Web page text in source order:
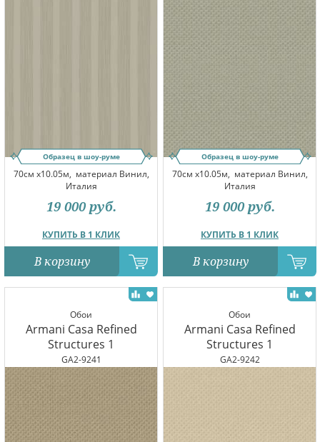
Образец в шоу-руме
70см x10.05м, материал Винил,
Италия
КУПИТЬ В 1 КЛИК
19 000 руб.
В корзину
Образец в шоу-руме
70см x10.05м, материал Винил,
Италия
КУПИТЬ В 1 КЛИК
19 000 руб.
В корзину
Обои
Armani Casa Refined
Structures 1
GA2-9241
Обои
Armani Casa Refined
Structures 1
GA2-9242